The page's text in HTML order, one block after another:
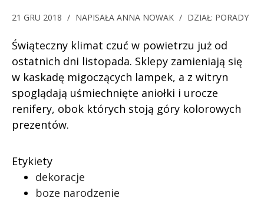
21 GRU 2018 / NAPISAŁA ANNA NOWAK / DZIAŁ: PORADY
Świąteczny klimat czuć w powietrzu już od
ostatnich dni listopada. Sklepy zamieniają się
w kaskadę migoczących lampek, a z witryn
spoglądają uśmiechnięte aniołki i urocze
renifery, obok których stoją góry kolorowych
prezentów.
Etykiety
dekoracje
boze narodzenie